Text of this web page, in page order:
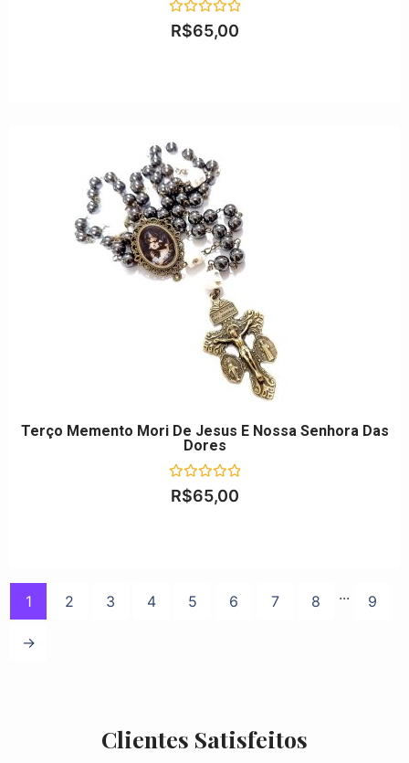
Avaliação
0R$65,00
Terço Memento Mori De Jesus E Nossa Senhora Das
Dores
Avaliação
0R$65,00
1 2 3 4 5 6 7 8 ... 9
→
Clientes Satisfeitos